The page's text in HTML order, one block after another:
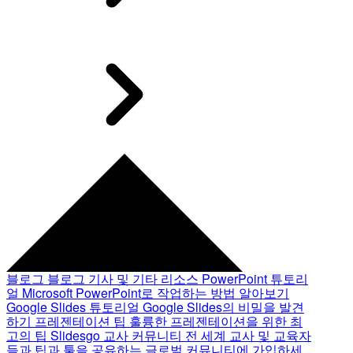
블로그 블로그 기사 및 기타 리소스 PowerPoint 튜토리
얼 Microsoft PowerPoint로 작업하는 방법 알아보기
Google Slides 튜토리얼 Google Slides의 비밀을 발견
하기 프레젠테이션 팁 훌륭한 프레젠테이션을 위한 최
고의 팁 Slidesgo 교사 커뮤니티 전 세계 교사 및 교육자